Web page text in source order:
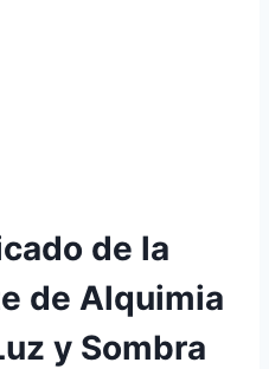
de la
de Alquimia
y Sombra